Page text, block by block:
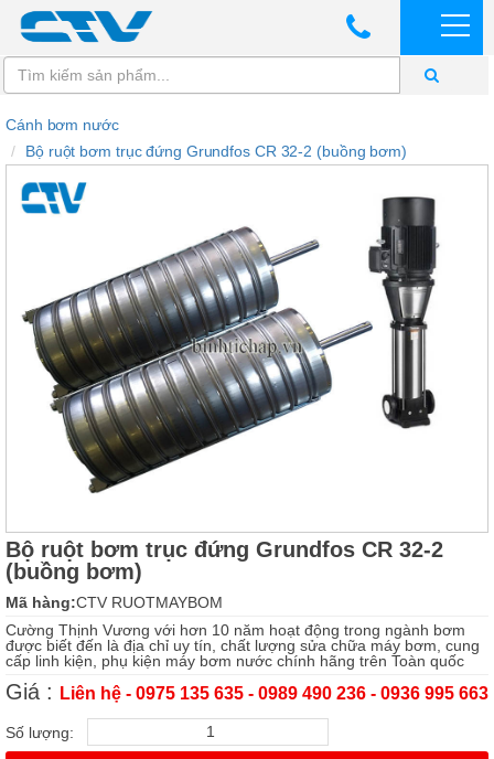
Cánh bơm nước
Bộ ruột bơm trục đứng Grundfos CR 32-2 (buồng bơm)
Bộ ruột bơm trục đứng Grundfos CR 32-2
(buồng bơm)
Mã hàng:CTV RUOTMAYBOM
Cường Thịnh Vương với hơn 10 năm hoạt động trong ngành bơm
được biết đến là địa chỉ uy tín, chất lượng sửa chữa máy bơm, cung
cấp linh kiện, phụ kiện máy bơm nước chính hãng trên Toàn quốc
Giá : Liên hệ - 0975 135 635 - 0989 490 236 - 0936 995 663
Số lượng: